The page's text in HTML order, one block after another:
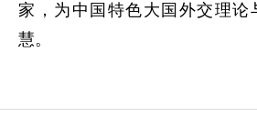
家，为中国特色大国外交理论
慧。